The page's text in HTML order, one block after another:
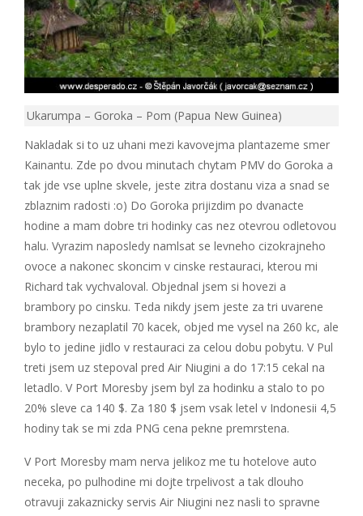
Ukarumpa – Goroka – Pom (Papua New Guinea)
Nakladak si to uz uhani mezi kavovejma plantazeme smer
Kainantu. Zde po dvou minutach chytam PMV do Goroka a
tak jde vse uplne skvele, jeste zitra dostanu viza a snad se
zblaznim radosti :o) Do Goroka prijizdim po dvanacte
hodine a mam dobre tri hodinky cas nez otevrou odletovou
halu. Vyrazim naposledy namlsat se levneho cizokrajneho
ovoce a nakonec skoncim v cinske restauraci, kterou mi
Richard tak vychvaloval. Objednal jsem si hovezi a
brambory po cinsku. Teda nikdy jsem jeste za tri uvarene
brambory nezaplatil 70 kacek, objed me vysel na 260 kc, ale
bylo to jedine jidlo v restauraci za celou dobu pobytu. V Pul
treti jsem uz stepoval pred Air Niugini a do 17:15 cekal na
letadlo. V Port Moresby jsem byl za hodinku a stalo to po
20% sleve ca 140 $. Za 180 $ jsem vsak letel v Indonesii 4,5
hodiny tak se mi zda PNG cena pekne premrstena.
V Port Moresby mam nerva jelikoz me tu hotelove auto
neceka, po pulhodine mi dojte trpelivost a tak dlouho
otravuji zakaznicky servis Air Niugini nez nasli to spravne